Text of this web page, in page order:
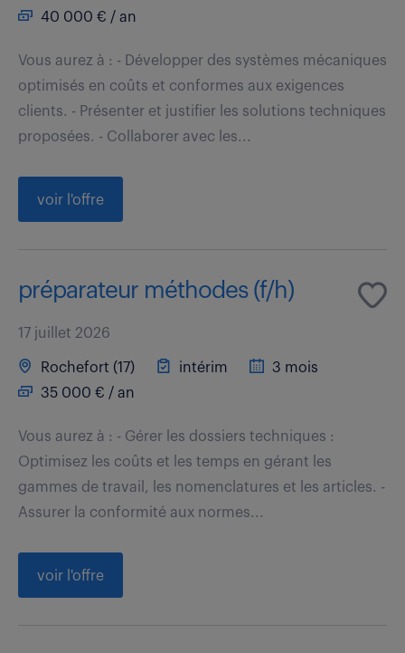
40 000 € / an
Vous aurez à : - Développer des systèmes mécaniques
optimisés en coûts et conformes aux exigences
clients. - Présenter et justifier les solutions techniques
proposées. - Collaborer avec les...
voir l'offre
préparateur méthodes (f/h)
17 juillet 2026
Rochefort (17) intérim
3 mois
35 000 € / an
Vous aurez à : - Gérer les dossiers techniques :
Optimisez les coûts et les temps en gérant les
gammes de travail, les nomenclatures et les articles. -
Assurer la conformité aux normes...
voir l'offre